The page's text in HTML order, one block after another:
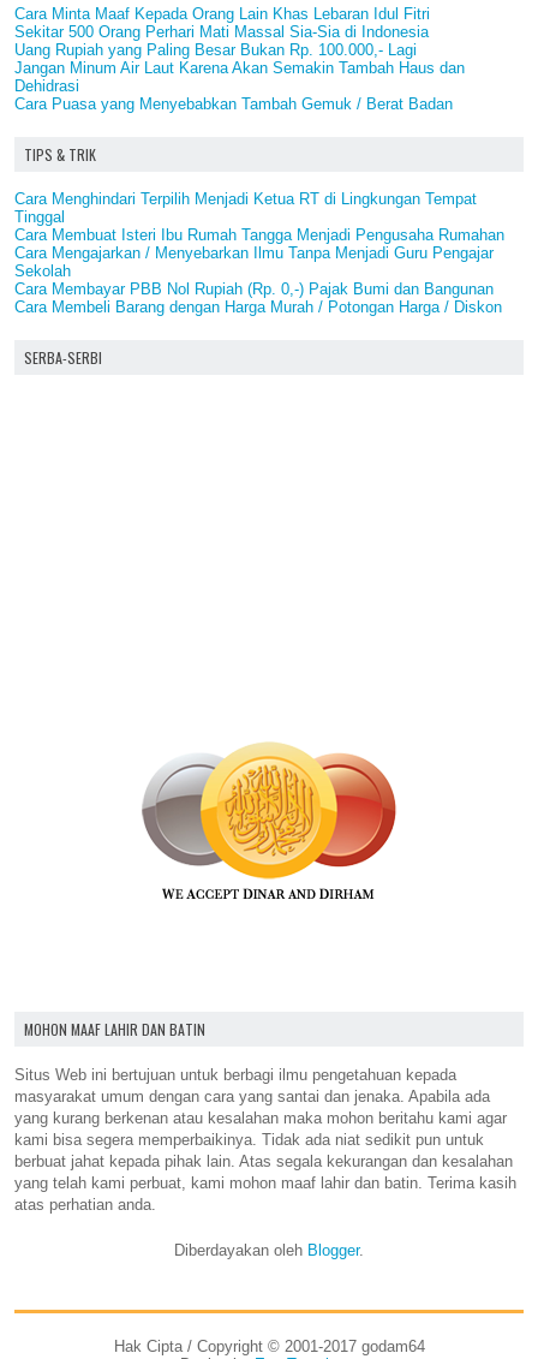
Cara Minta Maaf Kepada Orang Lain Khas Lebaran Idul Fitri
Sekitar 500 Orang Perhari Mati Massal Sia-Sia di Indonesia
Uang Rupiah yang Paling Besar Bukan Rp. 100.000,- Lagi
Jangan Minum Air Laut Karena Akan Semakin Tambah Haus dan
Dehidrasi
Cara Puasa yang Menyebabkan Tambah Gemuk / Berat Badan
TIPS & TRIK
Cara Menghindari Terpilih Menjadi Ketua RT di Lingkungan Tempat
Tinggal
Cara Membuat Isteri Ibu Rumah Tangga Menjadi Pengusaha Rumahan
Cara Mengajarkan / Menyebarkan Ilmu Tanpa Menjadi Guru Pengajar
Sekolah
Cara Membayar PBB Nol Rupiah (Rp. 0,-) Pajak Bumi dan Bangunan
Cara Membeli Barang dengan Harga Murah / Potongan Harga / Diskon
SERBA-SERBI
MOHON MAAF LAHIR DAN BATIN
Situs Web ini bertujuan untuk berbagi ilmu pengetahuan kepada
masyarakat umum dengan cara yang santai dan jenaka. Apabila ada
yang kurang berkenan atau kesalahan maka mohon beritahu kami agar
kami bisa segera memperbaikinya. Tidak ada niat sedikit pun untuk
berbuat jahat kepada pihak lain. Atas segala kekurangan dan kesalahan
yang telah kami perbuat, kami mohon maaf lahir dan batin. Terima kasih
atas perhatian anda.
Diberdayakan oleh Blogger.
Hak Cipta / Copyright © 2001-2017 godam64